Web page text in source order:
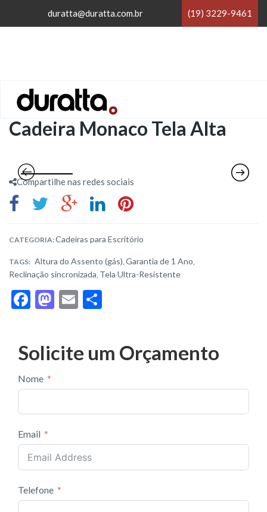
duratta@duratta.com.br (19) 3229-9461
Home /Cadeiras para Escritório
Cadeira Monaco Tela Alta
Compartilhe nas redes sociais
CATEGORIA:Cadeiras para Escritório
TAGS: Altura do Assento (gás), Garantia de 1 Ano,
Reclinação sincronizada, Tela Ultra-Resistente
F
b
o
o
k
M
d
n
E
l
e
Solicite um Orçamento
Nome
Email
Telefone
×